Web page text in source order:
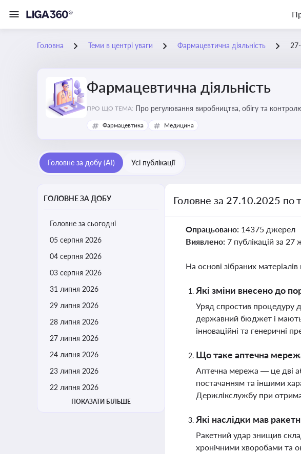
Головна Теми в центрі уваги Фармацевтична діяльність
Фармацевтична діяльність
ПРО ЩО ТЕМА: Про регулювання виробництва, обігу та
та безпеки
Фармацевтика Медицина
Головне за добу (AI) Усі публікації
ГОЛОВНЕ ЗА ДОБУ
Головне за сьогодні
05 серпня 2026
04 серпня 2026
03 серпня 2026
31 липня 2026
29 липня 2026
28 липня 2026
27 липня 2026
24 липня 2026
23 липня 2026
22 липня 2026
ПОКАЗАТИ БІЛЬШЕ
Головне за 27.10.2025 по
Опрацьовано: 14375 джерел
Виявлено: 7 публікацій за 27
На основі зібраних
Які зміни внесено до
Уряд спростив процедуру
державний бюджет і
інноваційні та генеричні
Що таке аптечна
Аптечна мережа — це дві
постачанням та іншими
Держлікслужбу при
Які наслідки мав
Ракетний удар знищив
хронічними хворобами та